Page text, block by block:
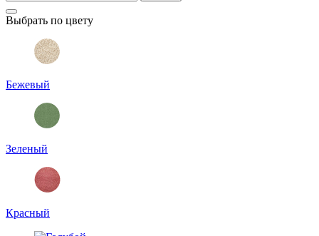
Выбрать по цвету
Бежевый
Зеленый
Красный